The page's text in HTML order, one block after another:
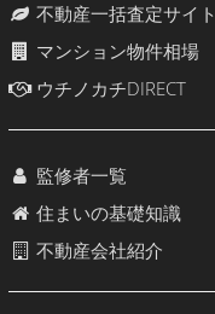
不動産一括査定サイト
マンション物件相場
ウチノカチDIRECT
監修者一覧
住まいの基礎知識
不動産会社紹介